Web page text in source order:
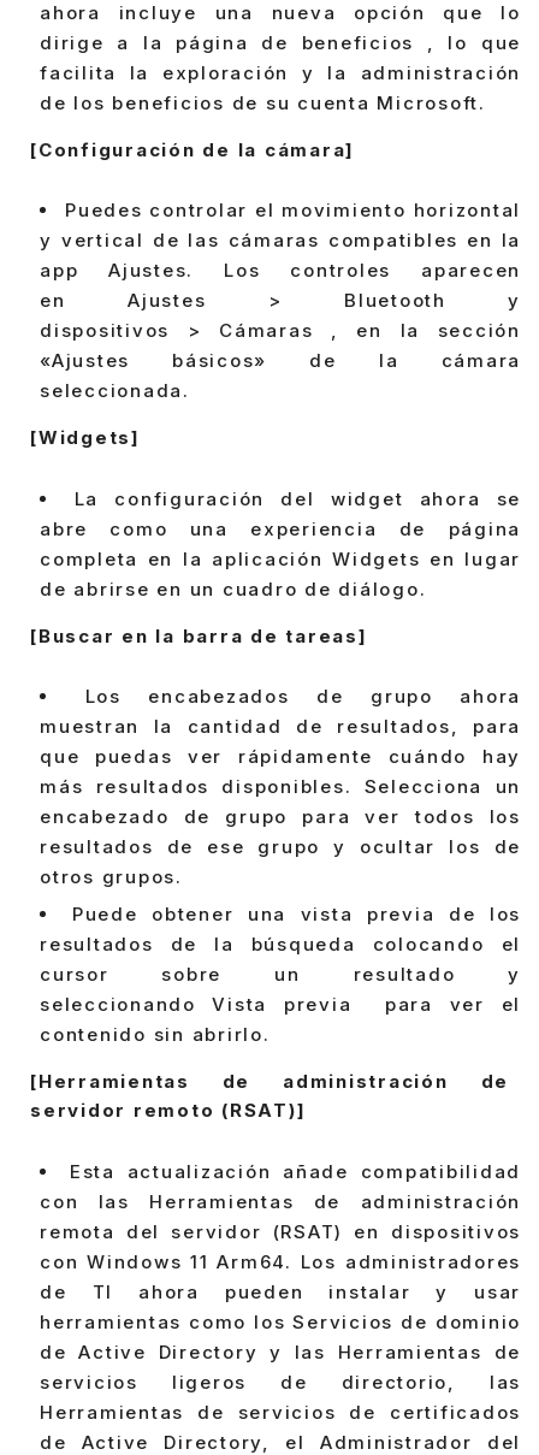
ahora incluye una nueva opción que lo
dirige a la página de beneficios , lo que
facilita la exploración y la administración
de los beneficios de su cuenta Microsoft.
[Configuración de la cámara]
Puedes controlar el movimiento horizontal
y vertical de las cámaras compatibles en la
app Ajustes. Los controles aparecen
en Ajustes > Bluetooth y
dispositivos > Cámaras , en la sección
«Ajustes básicos» de la cámara
seleccionada.
[Widgets]
La configuración del widget ahora se
abre como una experiencia de página
completa en la aplicación Widgets en lugar
de abrirse en un cuadro de diálogo.
[Buscar en la barra de tareas]
Los encabezados de grupo ahora
muestran la cantidad de resultados, para
que puedas ver rápidamente cuándo hay
más resultados disponibles. Selecciona un
encabezado de grupo para ver todos los
resultados de ese grupo y ocultar los de
otros grupos.
Puede obtener una vista previa de los
resultados de la búsqueda colocando el
cursor sobre un resultado y
seleccionando Vista previa para ver el
contenido sin abrirlo.
[Herramientas de administración de
servidor remoto (RSAT)]
Esta actualización añade compatibilidad
con las Herramientas de administración
remota del servidor (RSAT) en dispositivos
con Windows 11 Arm64. Los administradores
de TI ahora pueden instalar y usar
herramientas como los Servicios de dominio
de Active Directory y las Herramientas de
servicios ligeros de directorio, las
Herramientas de servicios de certificados
de Active Directory, el Administrador del